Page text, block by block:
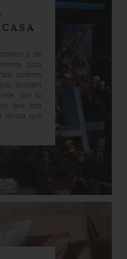
y de
para
quienes
también
por tu
que esa
tienda que